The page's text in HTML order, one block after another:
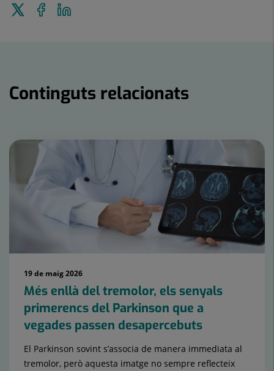
Enviar
Compartir
Continguts relacionats
19 de maig 2026
Més enllà del tremolor, els senyals
primerencs del Parkinson que a
vegades passen desapercebuts
El Parkinson sovint s’associa de manera immediata al
tremolor, però aquesta imatge no sempre reflecteix